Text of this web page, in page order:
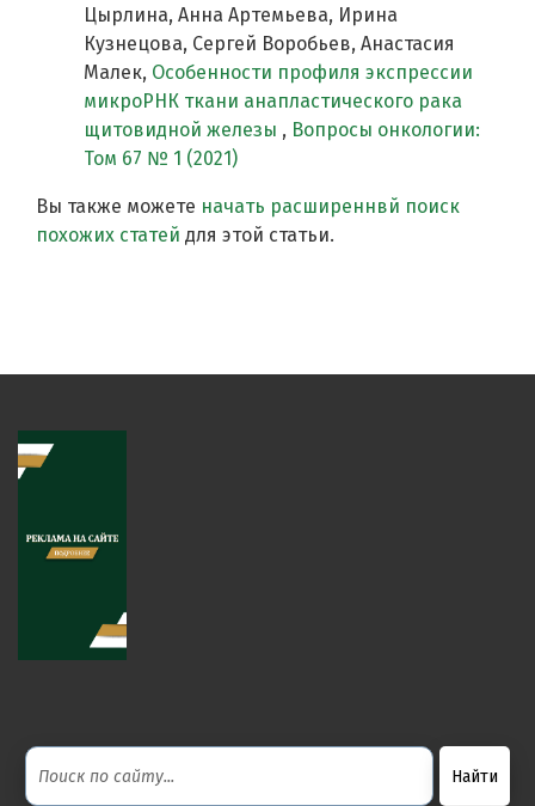
Цырлина, Анна Артемьева, Ирина
Кузнецова, Сергей Воробьев, Анастасия
Малек, Особенности профиля экспрессии
микроРНК ткани анапластического рака
щитовидной железы , Вопросы онкологии:
Том 67 № 1 (2021)
Вы также можете начать расширеннвй поиск
похожих статей для этой статьи.